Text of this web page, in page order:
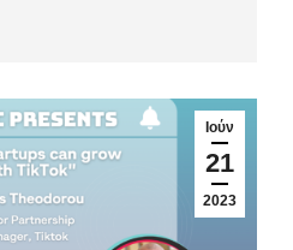
Ιούν
21
2023